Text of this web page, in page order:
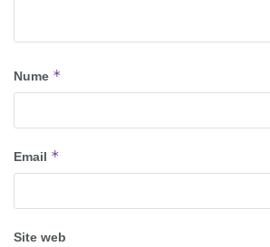
Nume *
Email *
Site web